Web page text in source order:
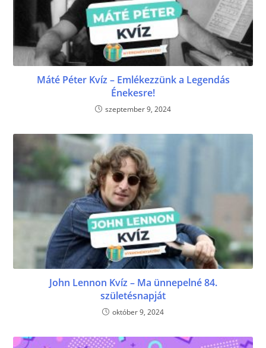
Máté Péter Kvíz – Emlékezzünk a Legendás
Énekesre!
szeptember 9, 2024
John Lennon Kvíz – Ma ünnepelné 84.
születésnapját
október 9, 2024